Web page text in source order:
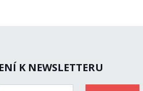
K NEWSLETTERU